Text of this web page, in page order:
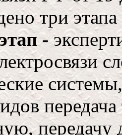
три этапа
-
передачу